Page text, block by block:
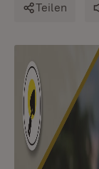
Teilen